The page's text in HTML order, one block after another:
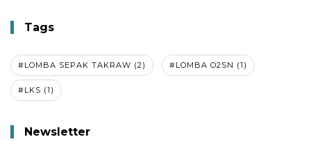
Tags
#LOMBA SEPAK TAKRAW (2) #LOMBA O2SN (1)
#LKS (1)
Newsletter